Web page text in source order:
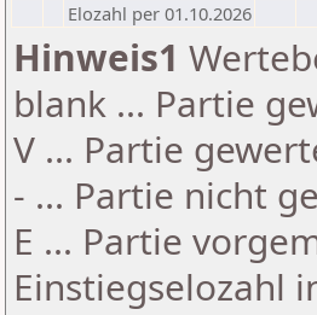
Elozahl per 01.10.2026
Hinweis1
blank ... Partie
V ... Partie
- ... Partie nicht
E ... Partie
Einstiegselozahl